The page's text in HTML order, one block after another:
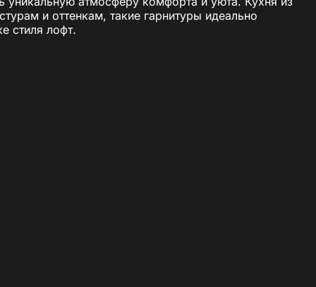
и оттенкам, такие гарнитуры идеально
стиля лофт.